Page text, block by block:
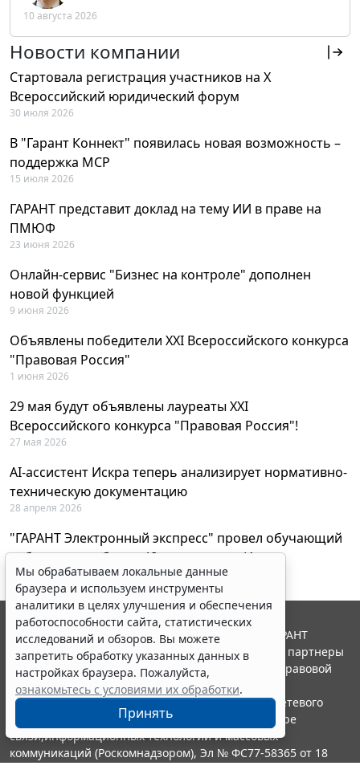
РФ
10 августа 2026
Новости компании
Стартовала регистрация участников на X
Всероссийский юридический форум
30 июля 2026
В "Гарант Коннект" появилась новая возможность –
поддержка MCP
15 июля 2026
ГАРАНТ представит доклад на тему ИИ в праве на
ПМЮФ
23 июня 2026
Онлайн-сервис "Бизнес на контроле" дополнен
новой функцией
9 июня 2026
Объявлены победители XXI Всероссийского конкурса
"Правовая Россия"
1 июня 2026
29 мая будут объявлены лауреаты XXI
Всероссийского конкурса "Правовая Россия"!
27 мая 2026
AI-ассистент Искра теперь анализирует нормативно-
техническую документацию
28 апреля 2026
"ГАРАНТ Электронный экспресс" провел обучающий
вебинар по работе с AI-ассистентом Искра
23 апреля 2026
Мы обрабатываем локальные данные
браузера и используем инструменты
аналитики в целях улучшения и обеспечения
работоспособности сайта, статистических
исследований и обзоров. Вы можете
запретить обработку указанных данных в
настройках браузера. Пожалуйста,
ознакомьтесь с условиями их обработки.
Принять
© ООО "НПП "ГАРАНТ-СЕРВИС", 2026. Система ГАРАНТ
выпускается с 1990 года. Компания "Гарант" и ее партнеры
являются участниками Российской ассоциации правовой
информации ГАРАНТ.
Портал ГАРАНТ.РУ зарегистрирован в качестве сетевого
издания Федеральной службой по надзору в сфере
связи,информационных технологий и массовых
коммуникаций (Роскомнадзором), Эл № ФС77-58365 от 18